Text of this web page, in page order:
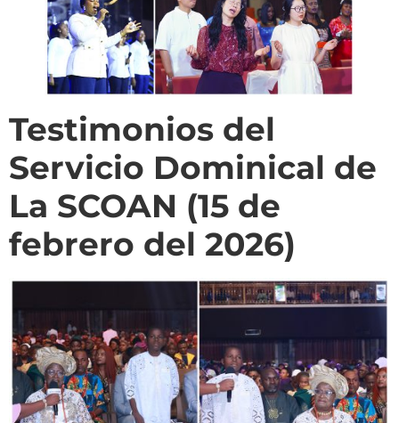
Testimonios del
Servicio Dominical de
La SCOAN (15 de
febrero del 2026)